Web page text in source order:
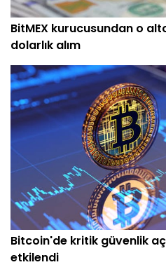
BitMEX kurucusundan o
dolarlık alım
Bitcoin'de kritik güvenlik
etkilendi